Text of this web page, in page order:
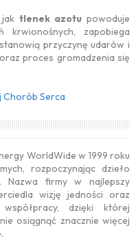
tlenek azotu powoduje
krwionośnych, zapobiega
przyczynę udarów i
proces gromadzenia się
Chorób Serca
WorldWide w 1999 roku
rozpoczynając dzieło
Nazwa firmy w najlepszy
wizję jedności oraz
współpracy, dzięki której
osiągnąć znacznie więcej